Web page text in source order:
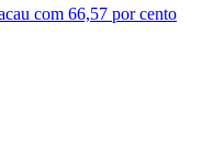
com 66,57 por cento